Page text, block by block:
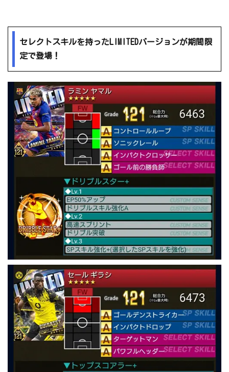
セレクトスキルを持ったLIMITEDバージョンが期間限
定で登場！